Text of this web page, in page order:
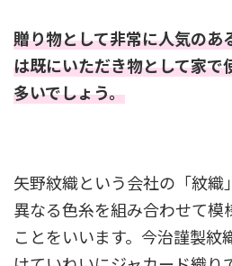
贈り物として非常に人気のあ
は既にいただき物として家で
多いでしょう。
矢野紋織という会社の「紋織
異なる色糸を組み合わせて模
ことをいいます。今治謹製紋